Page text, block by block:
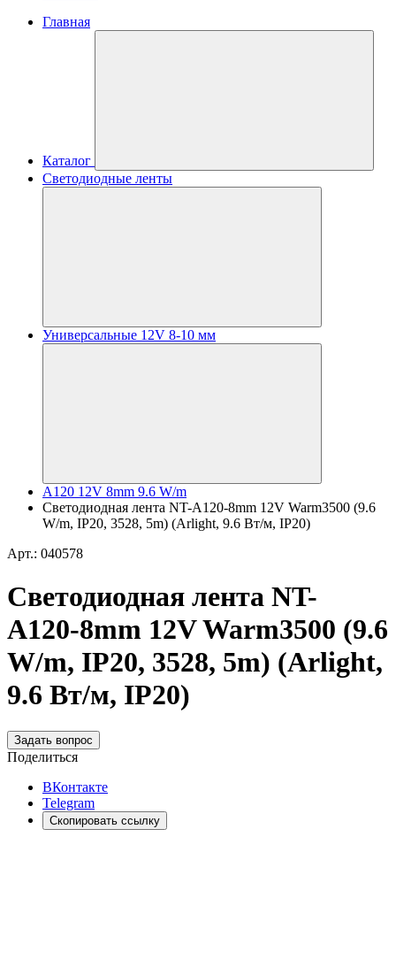
Главная
Каталог
Светодиодные ленты
Универсальные 12V 8-10 мм
A120 12V 8mm 9.6 W/m
Светодиодная лента NT-A120-8mm 12V Warm3500 (9.6
W/m, IP20, 3528, 5m) (Arlight, 9.6 Вт/м, IP20)
Арт.: 040578
Светодиодная лента NT-
A120-8mm 12V Warm3500 (9.6
W/m, IP20, 3528, 5m) (Arlight,
9.6 Вт/м, IP20)
Задать вопрос
Поделиться
ВКонтакте
Telegram
Скопировать ссылку